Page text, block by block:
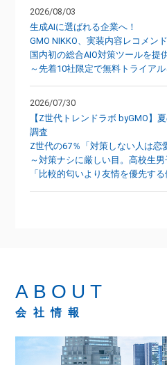
2026/08/03
生成AIに選ばれる企業へ！
GMO NIKKO、実装内容レコメン
国内初の総合AIO対策ツールを提
～先着10社限定で無料トライア
2026/07/30
【Z世代トレンドラボ byGMO】
調査
Z世代の67％「対策しない人は恋
～対策ナシに厳しい目。高校生男
「比較的匂いより友情を優先す
ABOUT
会社情報